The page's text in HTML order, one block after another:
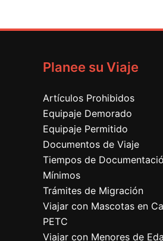
Planee su Viaje
Artículos Prohibidos
Equipaje Demorado
Equipaje Permitido
Documentos de Viaje
Tiempos de
Mínimos
Trámites de Migración
Viajar con Mascotas en
PETC
Viajar con Menores de